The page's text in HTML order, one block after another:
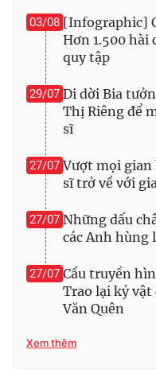
03/08 [Infographic]
Hơn 1.500
quy tập
29/07 Di dời Bia
Thị Riêng để
sĩ
27/07 Vượt mọi gian
sĩ trở về với
27/07 Những dấu
các Anh hùng
27/07 Cầu truyền
Trao lại kỷ
Văn Quên
Xem thêm